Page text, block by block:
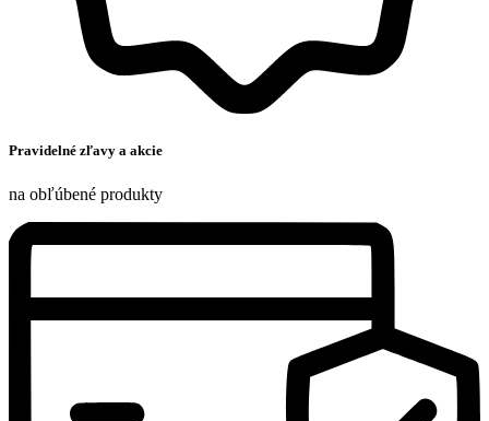
Pravidelné zľavy a akcie
na obľúbené produkty